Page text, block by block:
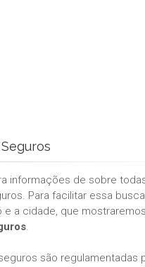
informações de sobre
Para facilitar essa
e a cidade, que
.
são regulamentadas